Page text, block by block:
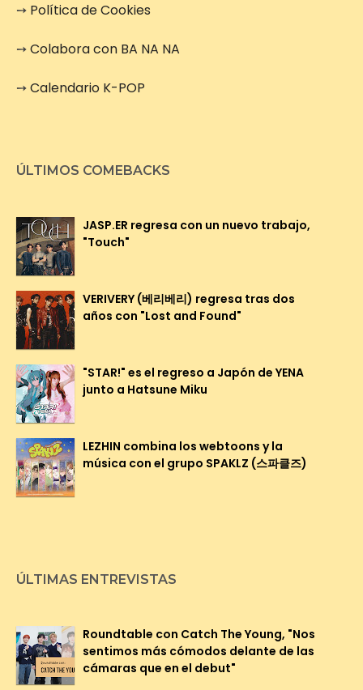
➙ Política de Cookies
➙Colabora con BA NA NA
➙Calendario K-POP
ÚLTIMOS COMEBACKS
JASP.ER regresa con un nuevo trabajo,
"Touch"
VERIVERY (베리베리) regresa tras dos
años con "Lost and Found"
"STAR!" es el regreso a Japón de YENA
junto a Hatsune Miku
LEZHIN combina los webtoons y la
música con el grupo SPAKLZ (스파클즈)
ÚLTIMAS ENTREVISTAS
Roundtable con Catch The Young, "Nos
sentimos más cómodos delante de las
cámaras que en el debut"